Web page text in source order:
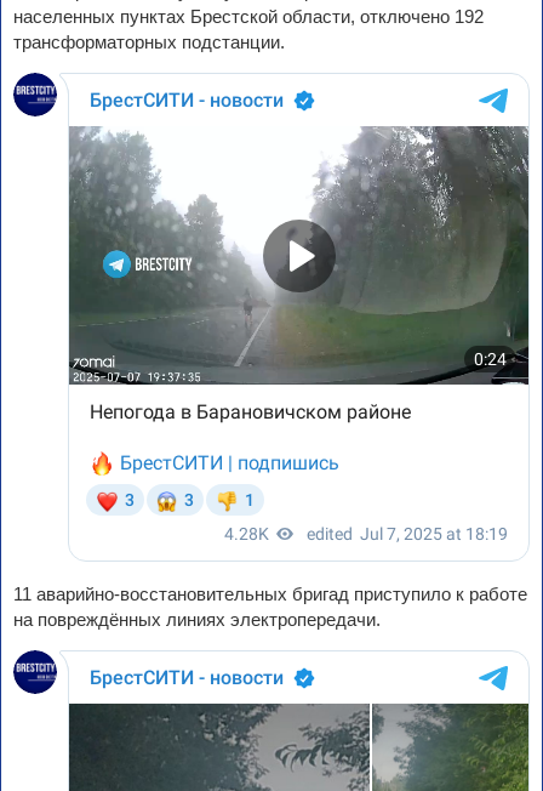
населенных пунктах Брестской области, отключено 192
трансформаторных подстанции.
11 аварийно-восстановительных бригад приступило к работе
на повреждённых линиях электропередачи.